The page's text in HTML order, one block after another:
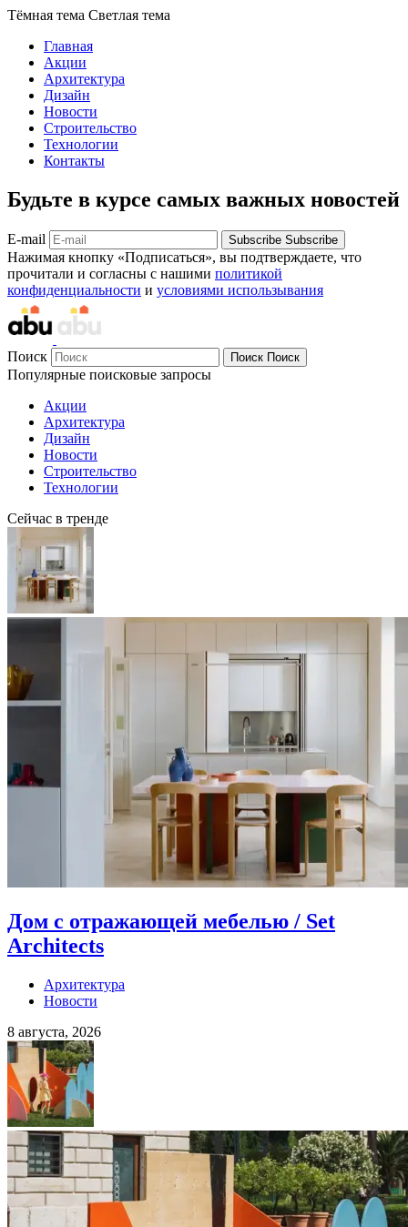
Тёмная тема Светлая тема
Главная
Акции
Архитектура
Дизайн
Новости
Строительство
Технологии
Контакты
Будьте в курсе самых важных новостей
E-mail Subscribe Subscribe
Нажимая кнопку «Подписаться», вы подтверждаете, что
прочитали и согласны с нашими политикой
конфиденциальности и условиями использывания
Поиск Поиск Поиск
Популярные поисковые запросы
Акции
Архитектура
Дизайн
Новости
Строительство
Технологии
Сейчас в тренде
Дом с отражающей мебелью / Set
Architects
Архитектура
Новости
8 августа, 2026